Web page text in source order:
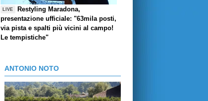
LIVE
Restyling Maradona,
presentazione ufficiale: "63mila posti,
via pista e spalti più vicini al campo!
Le tempistiche"
ANTONIO NOTO